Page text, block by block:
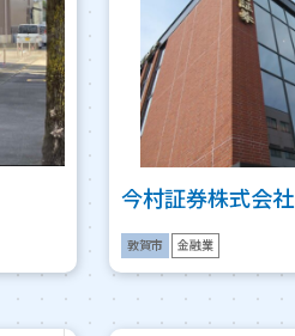
今村証券株式会社
敦賀市 金融業